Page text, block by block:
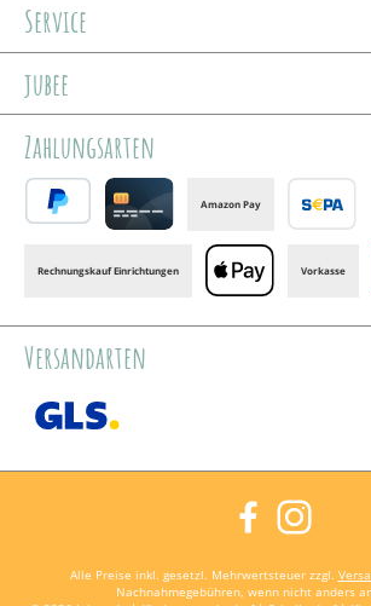
Service
jubee
Zahlungsarten
Amazon Pay
Rechnungskauf Einrichtungen Vorkasse
Versandarten
FacebookInstagram
Alle Preise inkl. gesetzl. Mehrwertsteuer zzgl.
Nachnahmegebühren, wenn nicht anders